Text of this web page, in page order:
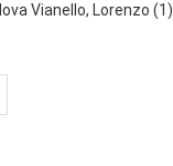
Vianello, Lorenzo (1)